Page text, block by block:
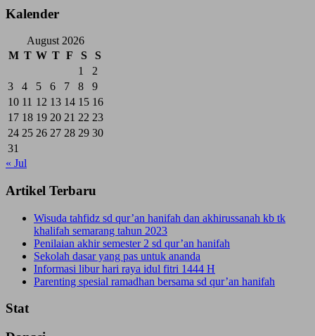
Kalender
August 2026
M T W T F S
S
1
2
3
4 5 6 7 8
9
10 11 12 13 14 15 16
17 18 19 20 21 22 23
24 25 26 27 28 29 30
31
« Jul
Artikel Terbaru
Wisuda tahfidz sd qur’an hanifah dan akhirussanah kb tk
khalifah semarang tahun 2023
Penilaian akhir semester 2 sd qur’an hanifah
Sekolah dasar yang pas untuk ananda
Informasi libur hari raya idul fitri 1444 H
Parenting spesial ramadhan bersama sd qur’an hanifah
Stat